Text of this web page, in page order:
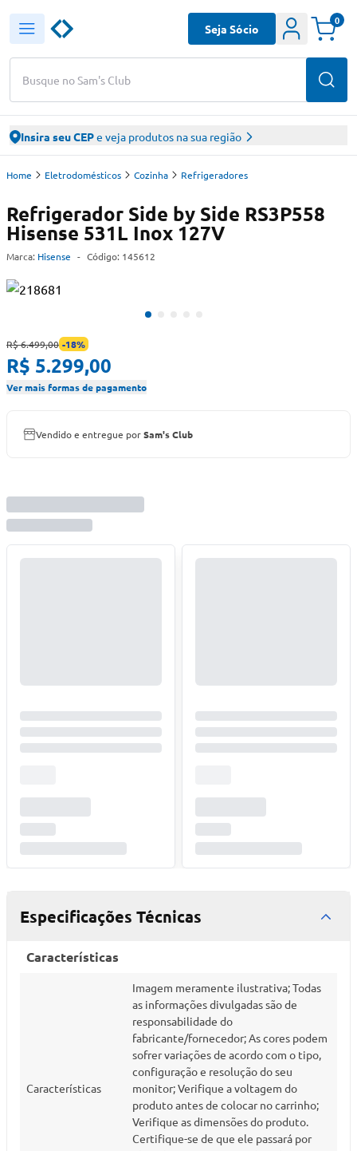
Busque no Sam's Club
Seja Sócio
0
Insira seu CEPe veja produtos na sua região
Home Eletrodomésticos Cozinha Refrigeradores
Refrigerador Side by Side RS3P558
Hisense 531L Inox 127V
Marca: Hisense - Código: 145612
R$ 6.499,00 -18%
R$ 5.299,00
Ver mais formas de pagamento
Vendido e entregue porSam's Club
Especificações Técnicas
Características
Características
Imagem meramente ilustrativa; Todas
as informações divulgadas são de
responsabilidade do
fabricante/fornecedor; As cores podem
sofrer variações de acordo com o tipo,
configuração e resolução do seu
monitor; Verifique a voltagem do
produto antes de colocar no carrinho;
Verifique as dimensões do produto.
Certifique-se de que ele passará por